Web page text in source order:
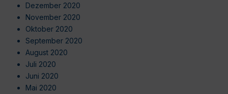
Dezember 2020
November 2020
Oktober 2020
September 2020
August 2020
Juli 2020
Juni 2020
Mai 2020